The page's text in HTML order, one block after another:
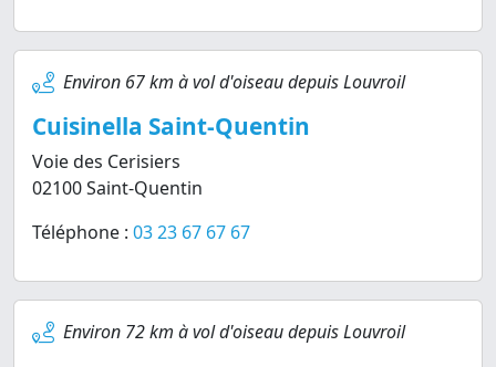
Environ 67 km à vol d'oiseau depuis Louvroil
Cuisinella Saint-Quentin
Voie des Cerisiers
02100 Saint-Quentin
Téléphone : 03 23 67 67 67
Environ 72 km à vol d'oiseau depuis Louvroil